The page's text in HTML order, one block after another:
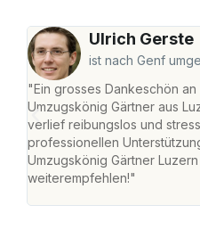
Ulrich Gerste
ist nach Genf
"Ein grosses Dankeschön
Umzugskönig Gärtner aus
verlief reibungslos und
professionellen
Umzugskönig Gärtner
weiterempfehlen!"